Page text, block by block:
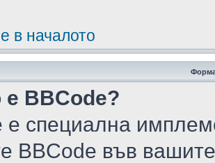
в началото
е BBCode?
е специална
BBCode във